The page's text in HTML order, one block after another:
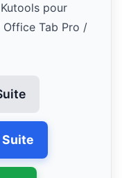
pour
Tab Pro /